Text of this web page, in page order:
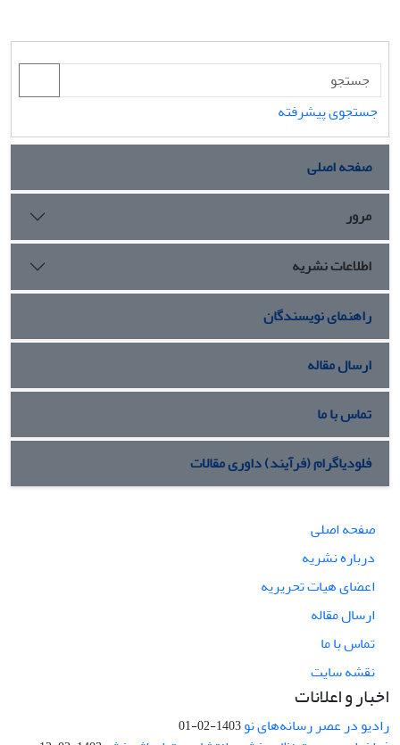
جستجوی پیشرفته
صفحه اصلی
مرور
اطلاعات نشریه
راهنمای نویسندگان
ارسال مقاله
تماس با ما
فلودیاگرام (فرآیند) داوری مقالات
صفحه اصلی
درباره نشریه
اعضای هیات تحریریه
ارسال مقاله
تماس با ما
نقشه سایت
اخبار و اعلانات
رادیو در عصر رسانه‌های نو1403-02-01